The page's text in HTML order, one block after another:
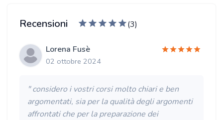
Recensioni (3)
Lorena Fusè
02 ottobre 2024
" considero i vostri corsi molto chiari e ben
argomentati, sia per la qualità degli argomenti
affrontati che per la preparazione dei